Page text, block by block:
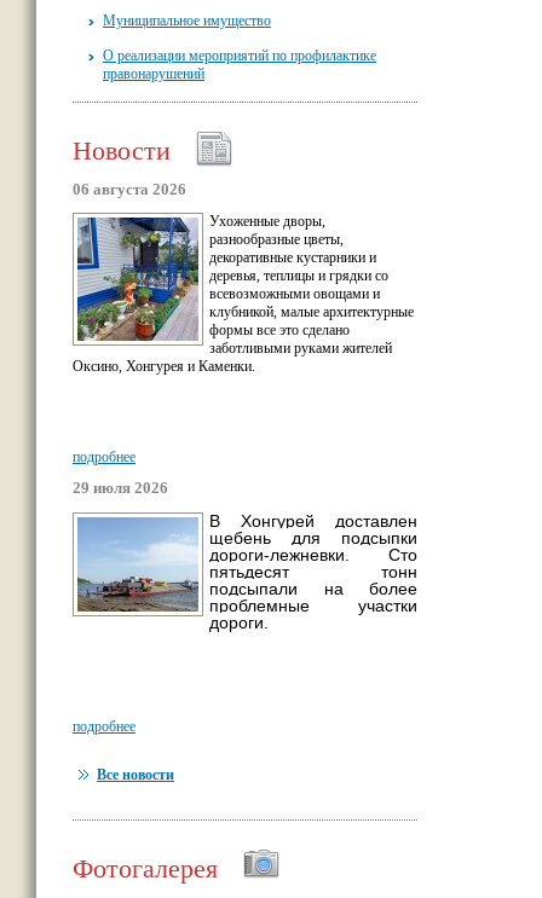
Муниципальное имущество
О реализации мероприятий по профилактике
правонарушений
Новости
06 августа 2026
Ухоженные дворы,
разнообразные цветы,
декоративные кустарники и
деревья, теплицы и грядки со
всевозможными овощами и
клубникой, малые архитектурные
формы все это сделано
заботливыми руками жителей
Оксино, Хонгурея и Каменки.
подробнее
29 июля 2026
В Хонгурей доставлен
щебень для подсыпки
дороги-лежневки. Сто
пятьдесят тонн
подсыпали на более
проблемные участки
дороги.
подробнее
Все новости
Фотогалерея